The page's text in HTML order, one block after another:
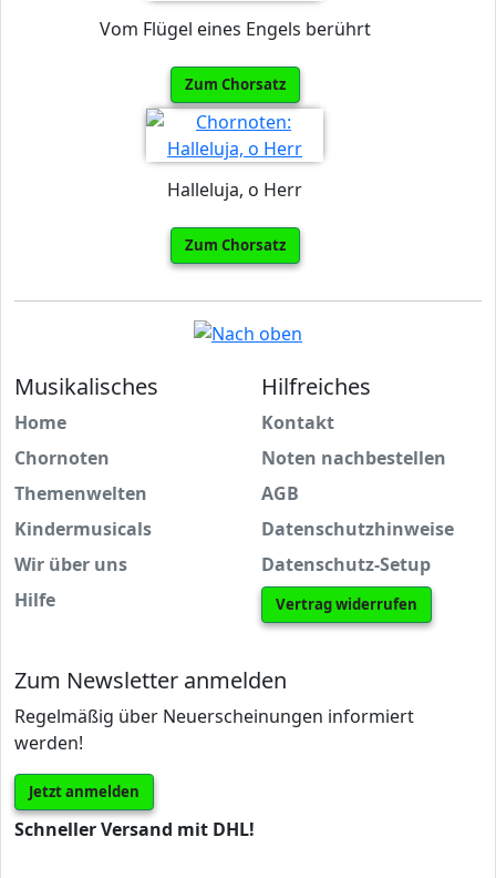
Vom Flügel eines Engels berührt
Zum Chorsatz
Halleluja, o Herr
Zum Chorsatz
Musikalisches
Home
Chornoten
Themenwelten
Kindermusicals
Wir über uns
Hilfe
Hilfreiches
Kontakt
Noten nachbestellen
AGB
Datenschutzhinweise
Datenschutz-Setup
Vertrag widerrufen
Zum Newsletter anmelden
Regelmäßig über Neuerscheinungen informiert
werden!
Jetzt anmelden
Schneller Versand mit DHL!